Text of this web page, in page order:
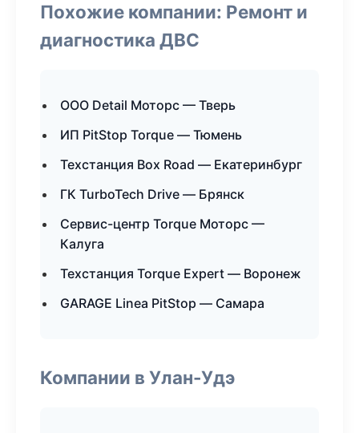
Похожие компании: Ремонт и
диагностика ДВС
ООО Detail Моторс — Тверь
ИП PitStop Torque — Тюмень
Техстанция Box Road — Екатеринбург
ГК TurboTech Drive — Брянск
Сервис-центр Torque Моторс —
Калуга
Техстанция Torque Expert — Воронеж
GARAGE Linea PitStop — Самара
Компании в Улан-Удэ